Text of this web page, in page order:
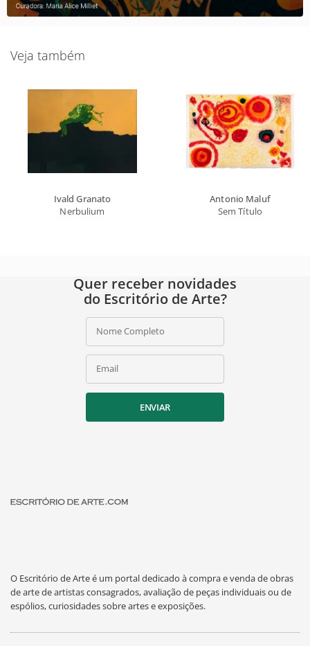
Veja também
Ivald Granato
Nerbulium
Antonio Maluf
Sem Título
Quer receber novidades
do Escritório de Arte?
Nome Completo
Email
ENVIAR
O Escritório de Arte é um portal dedicado à compra e venda de obras
de arte de artistas consagrados, avaliação de peças individuais ou de
espólios, curiosidades sobre artes e exposições.